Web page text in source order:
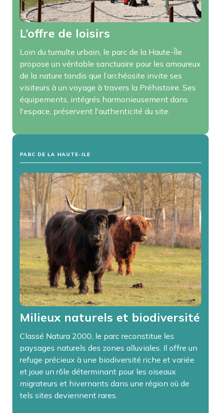
L’offre de loisirs
Loin du tumulte urbain, le parc de la Haute-Île
propose un véritable sanctuaire pour les amoureux
de la nature tandis que l’archéosite invite ses
visiteurs à un voyage à travers la Préhistoire. Ses
équipements, intégrés harmonieusement dans
l'espace, préservent l'authenticité du site.
PARC DE LA HAUTE-ILE
Milieux naturels et biodiversité
Classé Natura 2000, le parc reconstitue les
paysages naturels des zones alluviales. Il offre un
refuge précieux à une biodiversité riche et variée
et joue un rôle déterminant pour les oiseaux
migrateurs et hivernants dans une région où de
tels sites deviennent rares.